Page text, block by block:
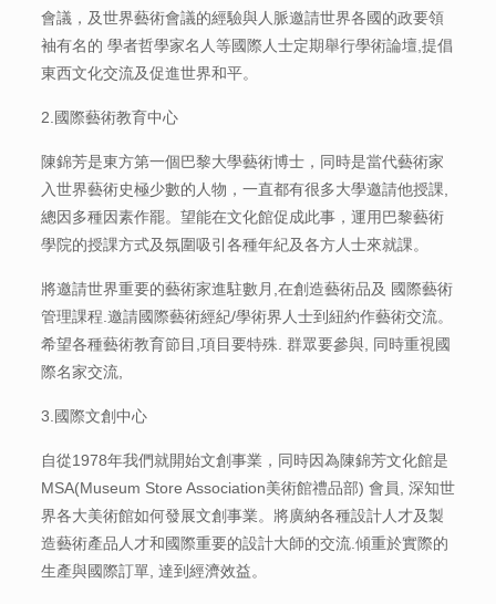
會議，及世界藝術會議的經驗與人脈邀請世界各國的政要領
袖有名的 學者哲學家名人等國際人士定期舉行學術論壇,提倡
東西文化交流及促進世界和平。
2.國際藝術教育中心
陳錦芳是東方第一個巴黎大學藝術博士，同時是當代藝術家
入世界藝術史極少數的人物，一直都有很多大學邀請他授課,
總因多種因素作罷。望能在文化館促成此事，運用巴黎藝術
學院的授課方式及氛圍吸引各種年紀及各方人士來就課。
將邀請世界重要的藝術家進駐數月,在創造藝術品及 國際藝術
管理課程.邀請國際藝術經紀/學術界人士到紐約作藝術交流。
希望各種藝術教育節目,項目要特殊. 群眾要參與, 同時重視國
際名家交流,
3.國際文創中心
自從1978年我們就開始文創事業，同時因為陳錦芳文化館是
MSA(Museum Store Association美術館禮品部) 會員, 深知世
界各大美術館如何發展文創事業。將廣納各種設計人才及製
造藝術產品人才和國際重要的設計大師的交流.傾重於實際的
生產與國際訂單, 達到經濟效益。